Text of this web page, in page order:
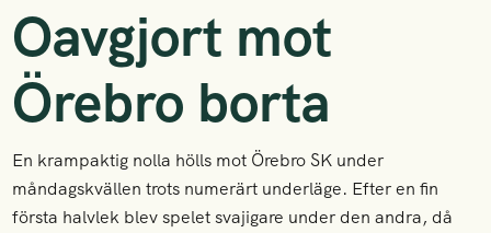
Oavgjort mot
Örebro borta
En krampaktig nolla hölls mot Örebro SK under
måndagskvällen trots numerärt underläge. Efter en fin
första halvlek blev spelet svajigare under den andra, då